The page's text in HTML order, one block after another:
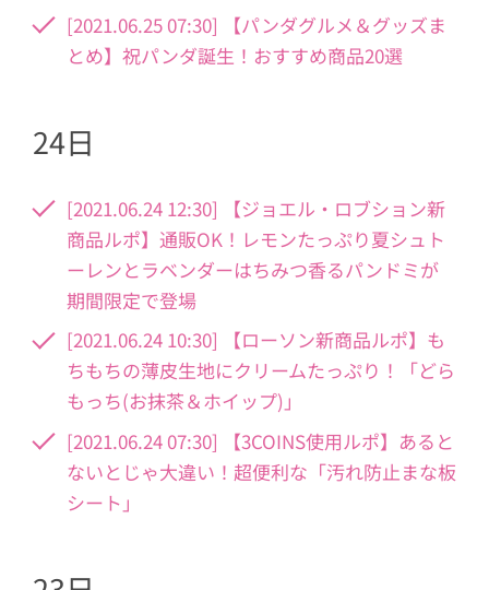
[2021.06.25 07:30] 【パンダグルメ＆グッズま
とめ】祝パンダ誕生！おすすめ商品20選
24日
[2021.06.24 12:30] 【ジョエル・ロブション新
商品ルポ】通販OK！レモンたっぷり夏シュト
ーレンとラベンダーはちみつ香るパンドミが
期間限定で登場
[2021.06.24 10:30] 【ローソン新商品ルポ】も
ちもちの薄皮生地にクリームたっぷり！「どら
もっち(お抹茶＆ホイップ)」
[2021.06.24 07:30] 【3COINS使用ルポ】あると
ないとじゃ大違い！超便利な「汚れ防止まな板
シート」